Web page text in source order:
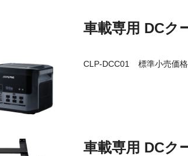
車載専用 DCク
CLP-DCC01 標準小売価
車載専用 DCク